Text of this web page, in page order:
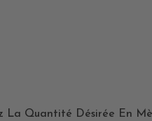
La Quantité Désirée En